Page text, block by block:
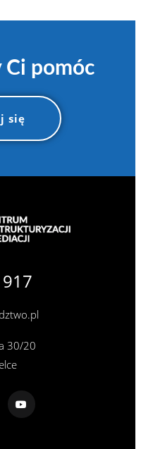
Ci pomóc
się
30/20